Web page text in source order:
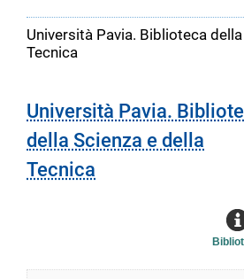
Università Pavia. Biblioteca
Tecnica
Università Pavia.
della Scienza e della
Tecnica